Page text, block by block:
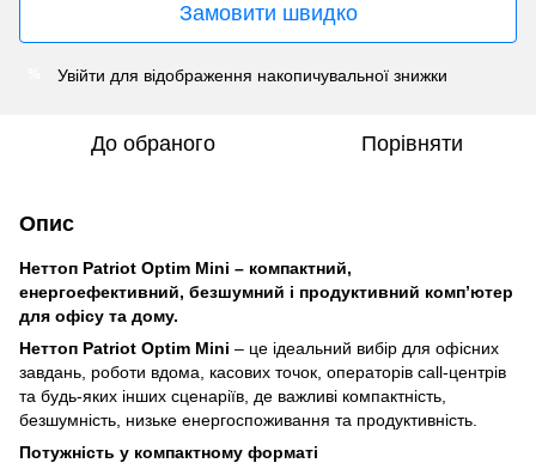
Замовити швидко
Увійти для відображення накопичувальної знижки
До обраного Порівняти
Опис
Неттоп Patriot Optim Mini – компактний,
енергоефективний, безшумний і продуктивний комп’ютер
для офісу та дому.
Неттоп Patriot Optim Mini – це ідеальний вибір для офісних
завдань, роботи вдома, касових точок, операторів call-центрів
та будь-яких інших сценаріїв, де важливі компактність,
безшумність, низьке енергоспоживання та продуктивність.
Потужність у компактному форматі